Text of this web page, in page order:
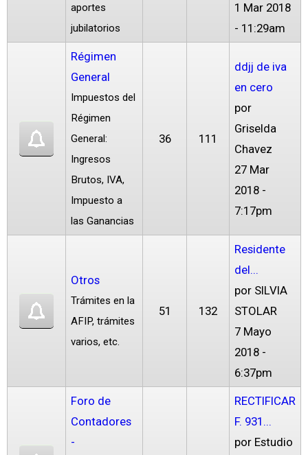
aportes
jubilatorios
1 Mar 2018
- 11:29am
Régimen
General
Impuestos del
Régimen
General:
Ingresos
Brutos, IVA,
Impuesto a
las Ganancias
36 111
ddjj de iva
en cero
por
Griselda
Chavez
27 Mar
2018 -
7:17pm
Otros
Trámites en la
AFIP, trámites
varios, etc.
51 132
Residente
del...
por SILVIA
STOLAR
7 Mayo
2018 -
6:37pm
Foro de
Contadores
-
RECTIFICAR
F. 931...
por Estudio